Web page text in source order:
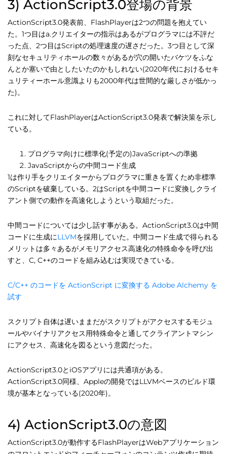
3) ActionScript3.0登場の背景
ActionScript3.0発表前、FlashPlayerは2つの問題を抱えてい
た。1つ目はa.クリエイターの指示はあるがプログラマには不評だ
った点、2つ目はScriptの処理速度の遅さだった。3つ目として深
刻なセキュリティホールの数々があるが穴の開いたバケツをふな
んとか塞いで由としたいたのかもしれない(2020年代におけるセキ
ュリティーホール意識よりも2000年代は世間的な厳しさが低かっ
た)。
これに対してFlashPlayerはActionScript3.0発表で解決策を示し
ている。
プログラマ向けに標準化(予定の)JavaScriptへの準拠
JavaScriptからの中間コード生成
1は作り手をクリエイターからプログラマに重きを置くため非標準
のScriptを破棄している。2はScriptを中間コードに変換しクライ
アント側での動作を高速化しようという取組だった。
中間コードについては少し話す事がある。ActionScript3.0は中間
コードに生成にLLVMを採用していた。中間コード生成で得られる
メリットは多々あるがメモリアクセス高速化の特殊命令を呼び出
すと、C, C++のコードを組み込むは実現できている。
C/C++ のコードを ActionScript に変換する Adobe Alchemy を
試す
スクリプト自体は遅いままだがスクリプトがアクセスするモジュ
ールやバイナリアクセス用特殊命令と通してクライアントマシン
にアクセス、高速化を図るという意図だった。
ActionScript3.0とiOSアプリには共通項がある。
ActionScript3.0同様、Appleの開発ではLLVMベースのビルド環
境が基本となっている(2020年)。
4) ActionScript3.0の意図
ActionScript3.0が動作するFlashPlayerはWebアプリケーション